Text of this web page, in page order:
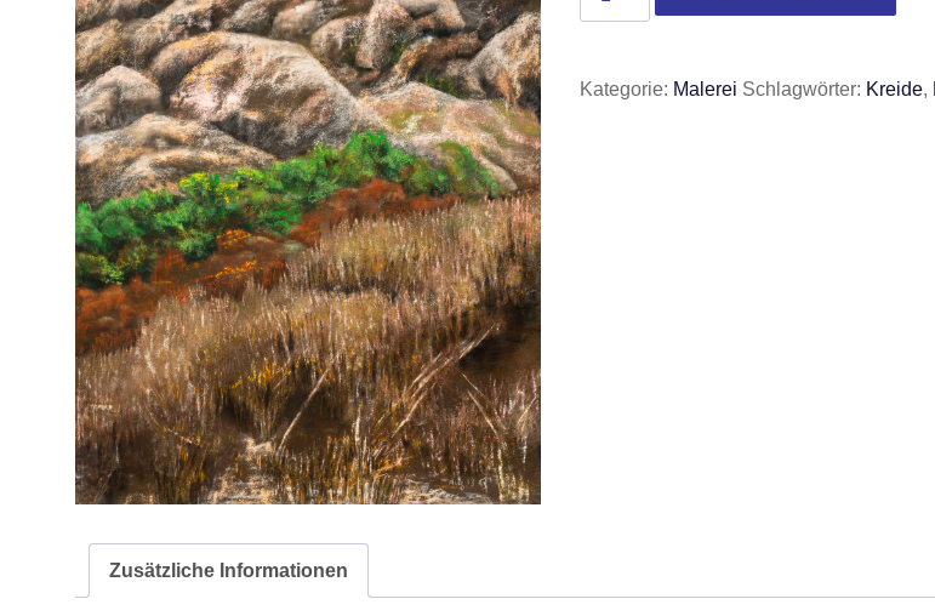
Kategorie: Malerei Schlagwörter: Kreide,
Zusätzliche Informationen